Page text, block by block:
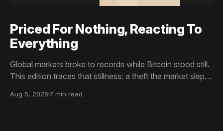
Priced For Nothing, Reacting To
Everything
Global markets broke to records while Bitcoin stood still.
This edition traces that stillness: a theft the market slept
than capitulation, and an options market priced for
Aug 5, 2026 7 min read